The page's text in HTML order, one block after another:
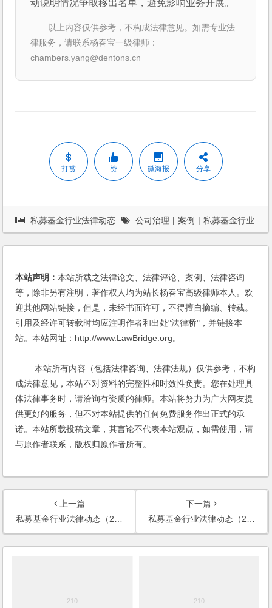
动说明情况争取移出名单，避免影响业务开展。
以上内容仅供参考，不构成法律意见。如需专业法
律服务，请联系杨春宝一级律师：
chambers.yang@dentons.cn
打赏 赞 微海报 分享
私募基金行业法律动态 公司治理 | 案例 | 私募基金行业
本站声明：本站所载之法律论文、法律评论、案例、法律咨询
等，除非另有注明，著作权人均为站长杨春宝高级律师本人。欢
迎其他网站链接，但是，未经书面许可，不得擅自摘编、转载。
引用及经许可转载时均应注明作者和出处"法律桥"，并链接本
站。本站网址：http://www.LawBridge.org。
本站所有内容（包括法律咨询、法律法规）仅供参考，不构
成法律意见，本站不对资料的完整性和时效性负责。您在处理具
体法律事务时，请洽询有资质的律师。本站将努力为广大网友提
供更好的服务，但不对本站提供的任何免费服务作出正式的承
诺。本站所载投稿文章，其言论不代表本站观点，如需使用，请
与原作者联系，版权归原作者所有。
上一篇
私募基金行业法律动态（2019年11月/总第22期）
下一篇
私募基金行业法律动态（2020年1-2月/总第24期）